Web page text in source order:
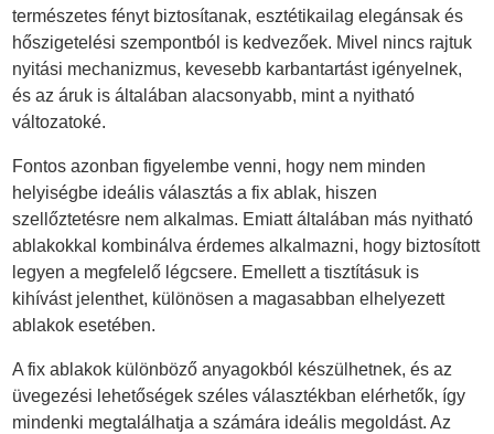
természetes fényt biztosítanak, esztétikailag elegánsak és
hőszigetelési szempontból is kedvezőek. Mivel nincs rajtuk
nyitási mechanizmus, kevesebb karbantartást igényelnek,
és az áruk is általában alacsonyabb, mint a nyitható
változatoké.
Fontos azonban figyelembe venni, hogy nem minden
helyiségbe ideális választás a fix ablak, hiszen
szellőztetésre nem alkalmas. Emiatt általában más nyitható
ablakokkal kombinálva érdemes alkalmazni, hogy biztosított
legyen a megfelelő légcsere. Emellett a tisztításuk is
kihívást jelenthet, különösen a magasabban elhelyezett
ablakok esetében.
A fix ablakok különböző anyagokból készülhetnek, és az
üvegezési lehetőségek széles választékban elérhetők, így
mindenki megtalálhatja a számára ideális megoldást. Az